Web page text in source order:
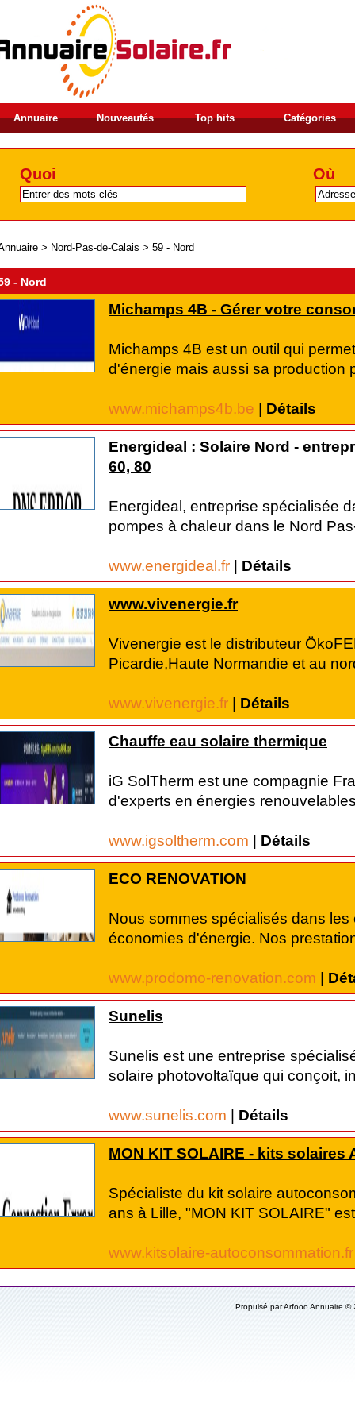
Annuaire Nouveautés Top hits Catégories
Quoi Où
> Nord-Pas-de-Calais > 59 - Nord
- Nord
Michamps 4B - Gérer votre
Michamps 4B est un outil qui
d'énergie mais aussi sa production
www.michamps4b.be | Détails
Energideal : Solaire Nord -
60, 80
Energideal, entreprise spécialisée
pompes à chaleur dans le Nord
www.energideal.fr | Détails
www.vivenergie.fr
Vivenergie est le distributeur
Picardie,Haute Normandie et au
www.vivenergie.fr | Détails
Chauffe eau solaire thermique
iG SolTherm est une compagnie
d'experts en énergies
www.igsoltherm.com | Détails
ECO RENOVATION
Nous sommes spécialisés dans
économies d'énergie. Nos
www.prodomo-renovation.com |
Sunelis
Sunelis est une entreprise
solaire photovoltaïque qui conçoit,
www.sunelis.com | Détails
MON KIT SOLAIRE - kits
Spécialiste du kit solaire
ans à Lille, "MON KIT SOLAIRE"
www.kitsolaire-
Propulsé par Arfooo